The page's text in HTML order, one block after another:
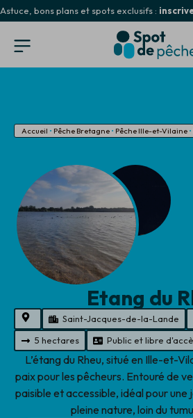
Astuce, bons plans et spots exclusifs :
Accueil • Pêche Bretagne • Pêche Ille-et-Vilaine •
Etang du
Saint-Jacques-de-la-Lande
5 hectares
Public et libre
L’étang du Rheu, situé en Ille-et-
paix pour les pêcheurs. Entouré de
paisible et accessible, idéal pour
pleine nature, loin du